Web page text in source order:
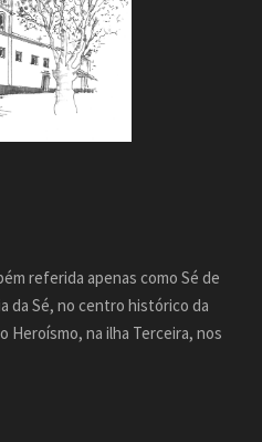
referida apenas como Sé de
da Sé, no centro histórico da
Heroísmo, na ilha Terceira, nos